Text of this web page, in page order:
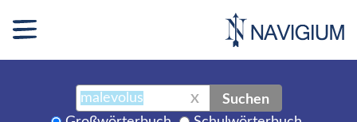
X Suchen